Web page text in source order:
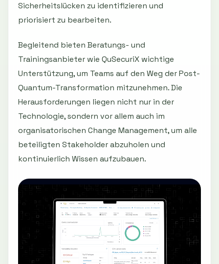
Sicherheitslücken zu identifizieren und
priorisiert zu bearbeiten.
Begleitend bieten Beratungs- und
Trainingsanbieter wie QuSecuriX wichtige
Unterstützung, um Teams auf den Weg der Post-
Quantum-Transformation mitzunehmen. Die
Herausforderungen liegen nicht nur in der
Technologie, sondern vor allem auch im
organisatorischen Change Management, um alle
beteiligten Stakeholder abzuholen und
kontinuierlich Wissen aufzubauen.